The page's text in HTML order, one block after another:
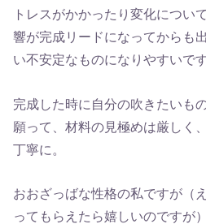
トレスがかかったり変化につい
響が完成リードになってからも
い不安定なものになりやすいです
完成した時に自分の吹きたいも
願って、材料の見極めは厳しく
丁寧に。
おおざっばな性格の私ですが（
ってもらえたら嬉しいのですが